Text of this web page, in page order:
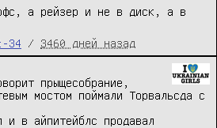
а рейзер и не в диск, а в
34 / 3460 дней назад
прыщесобрание,
мостом поймали Торвальсда с
и в айпитейблс продавал